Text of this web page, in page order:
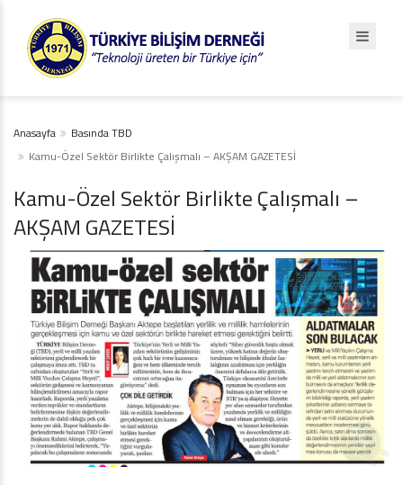
Anasayfa
Basında TBD
Kamu-Özel Sektör Birlikte Çalışmalı – AKŞAM GAZETESİ
Kamu-Özel Sektör Birlikte Çalışmalı –
AKŞAM GAZETESİ